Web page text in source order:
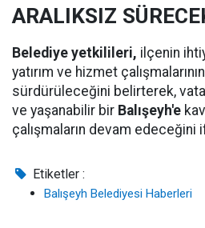
ARALIKSIZ
Belediye yetkilileri, ilçenin
yatırım ve hizmet
sürdürüleceğini belirterek,
ve yaşanabilir bir Balışeyh'e
çalışmaların devam edeceğini
Etiketler :
Balışeyh Belediyesi Haberleri